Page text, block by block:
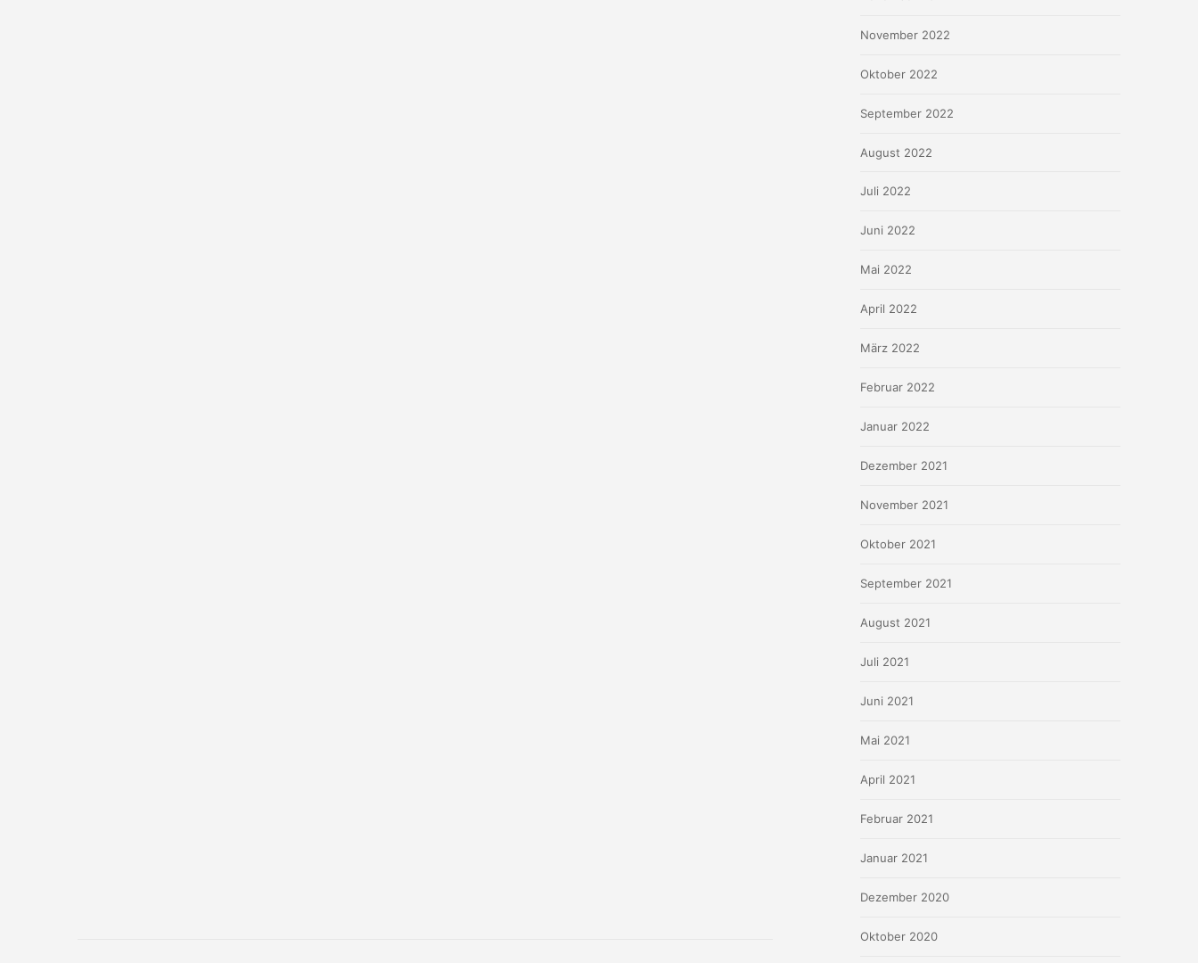
November 2022
Oktober 2022
September 2022
August 2022
Juli 2022
Juni 2022
Mai 2022
April 2022
März 2022
Februar 2022
Januar 2022
Dezember 2021
November 2021
Oktober 2021
September 2021
August 2021
Juli 2021
Juni 2021
Mai 2021
April 2021
Februar 2021
Januar 2021
Dezember 2020
Oktober 2020